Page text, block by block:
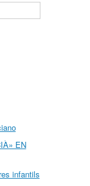
EN
infantils